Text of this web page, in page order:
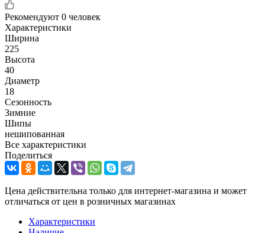
Рекомендуют 0 человек
Характеристики
Ширина
225
Высота
40
Диаметр
18
Сезонность
Зимние
Шипы
нешипованная
Все характеристики
Поделиться
Цена действительна только для интернет-магазина и может
отличаться от цен в розничных магазинах
Характеристики